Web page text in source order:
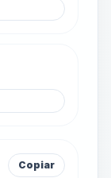
Copiar